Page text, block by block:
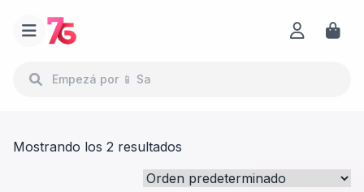
Mostrando los 2 resultados